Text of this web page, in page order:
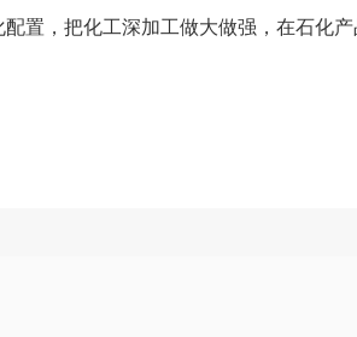
置，把化工深加工做大做强，在石化